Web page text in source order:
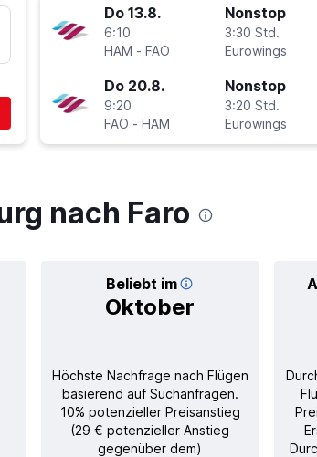
Do 13.8.
6:10
HAM - FAO
Nonstop
3:30 Std.
Eurowings
Do 20.8.
9:20
FAO - HAM
Nonstop
3:20 Std.
Eurowings
nach Faro
Beliebt im
Oktober
Höchste Nachfrage nach Flügen
basierend auf Suchanfragen.
10% potenzieller Preisanstieg
(29 € potenzieller Anstieg
gegenüber dem)